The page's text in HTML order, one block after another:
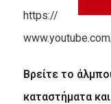
https://
Βρείτε το
καταστήματα και